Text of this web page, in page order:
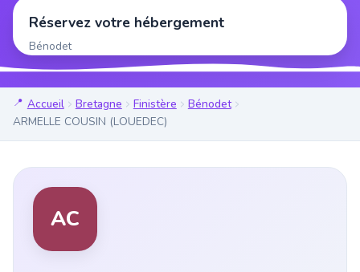
Réservez votre hébergement
Bénodet
Accueil Bretagne Finistère
Bénodet
ARMELLE COUSIN (LOUEDEC)
AC